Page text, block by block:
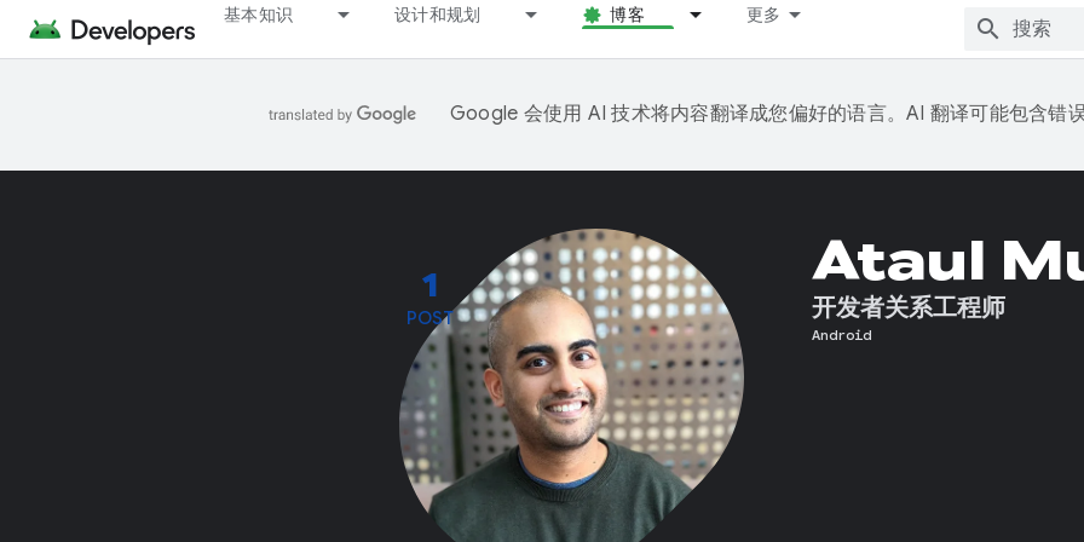
基本知识 设计和规划 博客 更多
Google 会使用 AI 技术将内容翻译成您偏好的语言。AI 翻译可能包含错
1
POST
Ataul
开发者关系工程师
Android